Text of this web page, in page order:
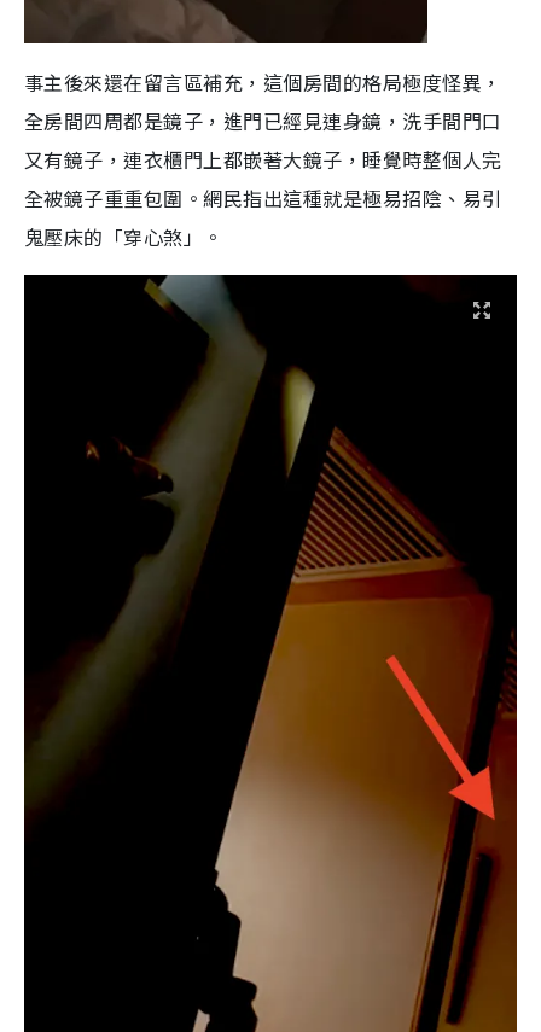
事主後來還在留言區補充，這個房間的格局極度怪異，
全房間四周都是鏡子，進門已經見連身鏡，洗手間門口
又有鏡子，連衣櫃門上都嵌著大鏡子，睡覺時整個人完
全被鏡子重重包圍。網民指出這種就是極易招陰、易引
鬼壓床的「穿心煞」。